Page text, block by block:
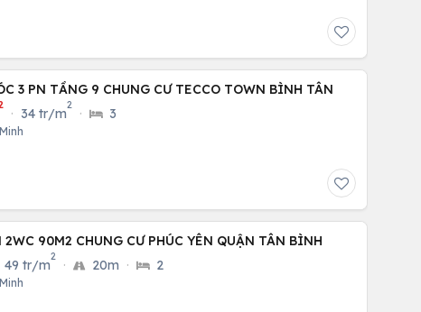
3 PN TẦNG 9 CHUNG CƯ TECCO TOWN BÌNH TÂN
· 34 tr/m
2
· 3
2WC 90M2 CHUNG CƯ PHÚC YÊN QUẬN TÂN BÌNH
49 tr/m
2
· 20m · 2